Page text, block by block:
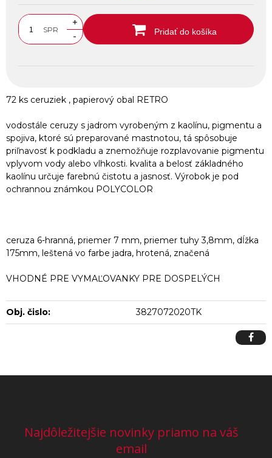
SPR
+
-
Pridať do košíka
72 ks ceruziek , papierový obal RETRO
vodostále ceruzy s jadrom vyrobeným z kaolínu, pigmentu a
spojiva, ktoré sú preparované mastnotou, tá spôsobuje
priľnavosť k podkladu a znemožňuje rozplavovanie pigmentu
vplyvom vody alebo vlhkosti. kvalita a belosť základného
kaolínu určuje farebnú čistotu a jasnosť. Výrobok je pod
ochrannou známkou POLYCOLOR
ceruza 6-hranná, priemer 7 mm, priemer tuhy 3,8mm, dĺžka
175mm, leštená vo farbe jadra, hrotená, značená
VHODNÉ PRE VYMAĽOVANKY PRE DOSPELÝCH
Obj. čislo: 3827072020TK
Najdôležitejšie novinky priamo na váš
email